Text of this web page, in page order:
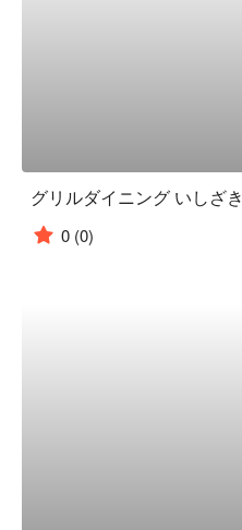
グリルダイニング いしざき
0 (0)